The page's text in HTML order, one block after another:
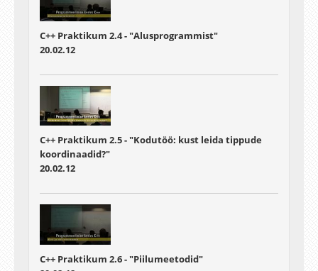
C++ Praktikum 2.4 - "Alusprogrammist"
20.02.12
C++ Praktikum 2.5 - "Kodutöö: kust leida tippude
koordinaadid?"
20.02.12
C++ Praktikum 2.6 - "Piilumeetodid"